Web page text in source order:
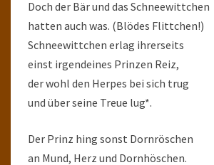
Doch der Bär und das Schneewittchen
hatten auch was. (Blödes Flittchen!)
Schneewittchen erlag ihrerseits
einst irgendeines Prinzen Reiz,
der wohl den Herpes bei sich trug
und über seine Treue lug*.
Der Prinz hing sonst Dornröschen
an Mund, Herz und Dornhöschen.